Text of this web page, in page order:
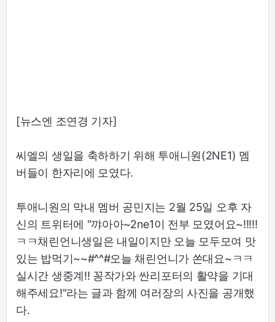
[뉴스엔 조연경 기자]
씨엘의 생일을 축하하기 위해 투애니원(2NE1) 멤
버들이 한자리에 모였다.
투애니원의 막내 멤버 공민지는 2월 25일 오후 자
신의 트위터에 "꺄아아~2ne1이 전부 모였어요~!!!!!
ㅋㅋ채린언니생일은 내일이지만 오늘 모두모여 맛
있는 밥먹기~~#^^#오늘 채린언니가 쏜대요~ㅋㅋ
실시간 생중계!! 꽁작가와 싼리포터의 활약을 기대
해주세요!"라는 글과 함께 여러장의 사진을 공개했
다.